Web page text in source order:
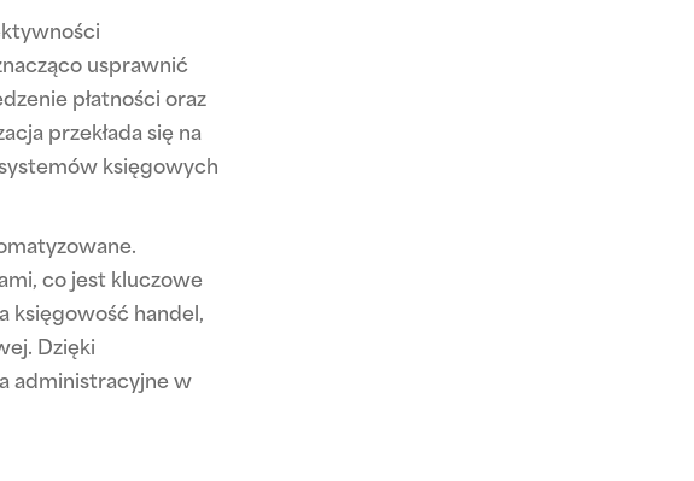
usprawnić
płatności oraz
przekłada się na
księgowych
co jest kluczowe
księgowość handel,
Dzięki
administracyjne w